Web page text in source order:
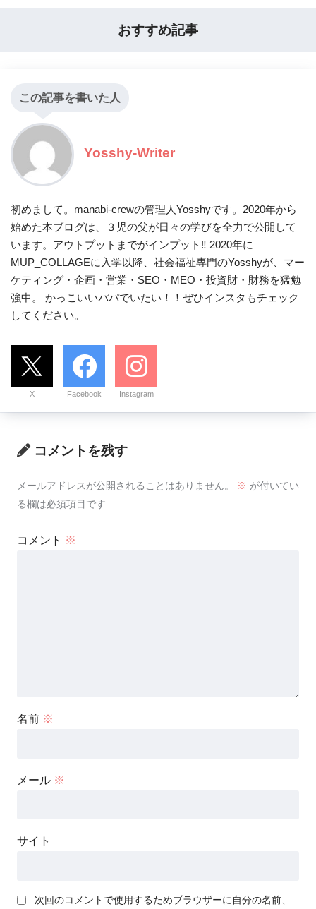
おすすめ記事
この記事を書いた人
Yosshy-Writer
初めまして。manabi-crewの管理人Yosshyです。2020年から
始めた本ブログは、３児の父が日々の学びを全力で公開して
います。アウトプットまでがインプット‼ 2020年に
MUP_COLLAGEに入学以降、社会福祉専門のYosshyが、マー
ケティング・企画・営業・SEO・MEO・投資財・財務を猛勉
強中。 かっこいいパパでいたい！！ぜひインスタもチェック
してください。
X Facebook Instagram
コメントを残す
メールアドレスが公開されることはありません。 ※ が付いてい
る欄は必須項目です
コメント ※
名前 ※
メール ※
サイト
次回のコメントで使用するためブラウザーに自分の名前、